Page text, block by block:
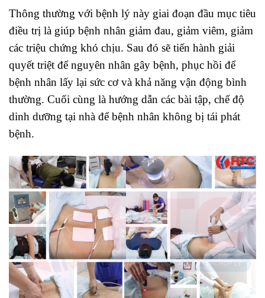
Thông thường với bệnh lý này giai đoạn đầu mục tiêu
điều trị là giúp bệnh nhân giảm đau, giảm viêm, giảm
các triệu chứng khó chịu. Sau đó sẽ tiến hành giải
quyết triệt để nguyên nhân gây bệnh, phục hồi để
bệnh nhân lấy lại sức cơ và khả năng vận động bình
thường. Cuối cùng là hướng dẫn các bài tập, chế độ
dinh dưỡng tại nhà để bệnh nhân không bị tái phát
bệnh.